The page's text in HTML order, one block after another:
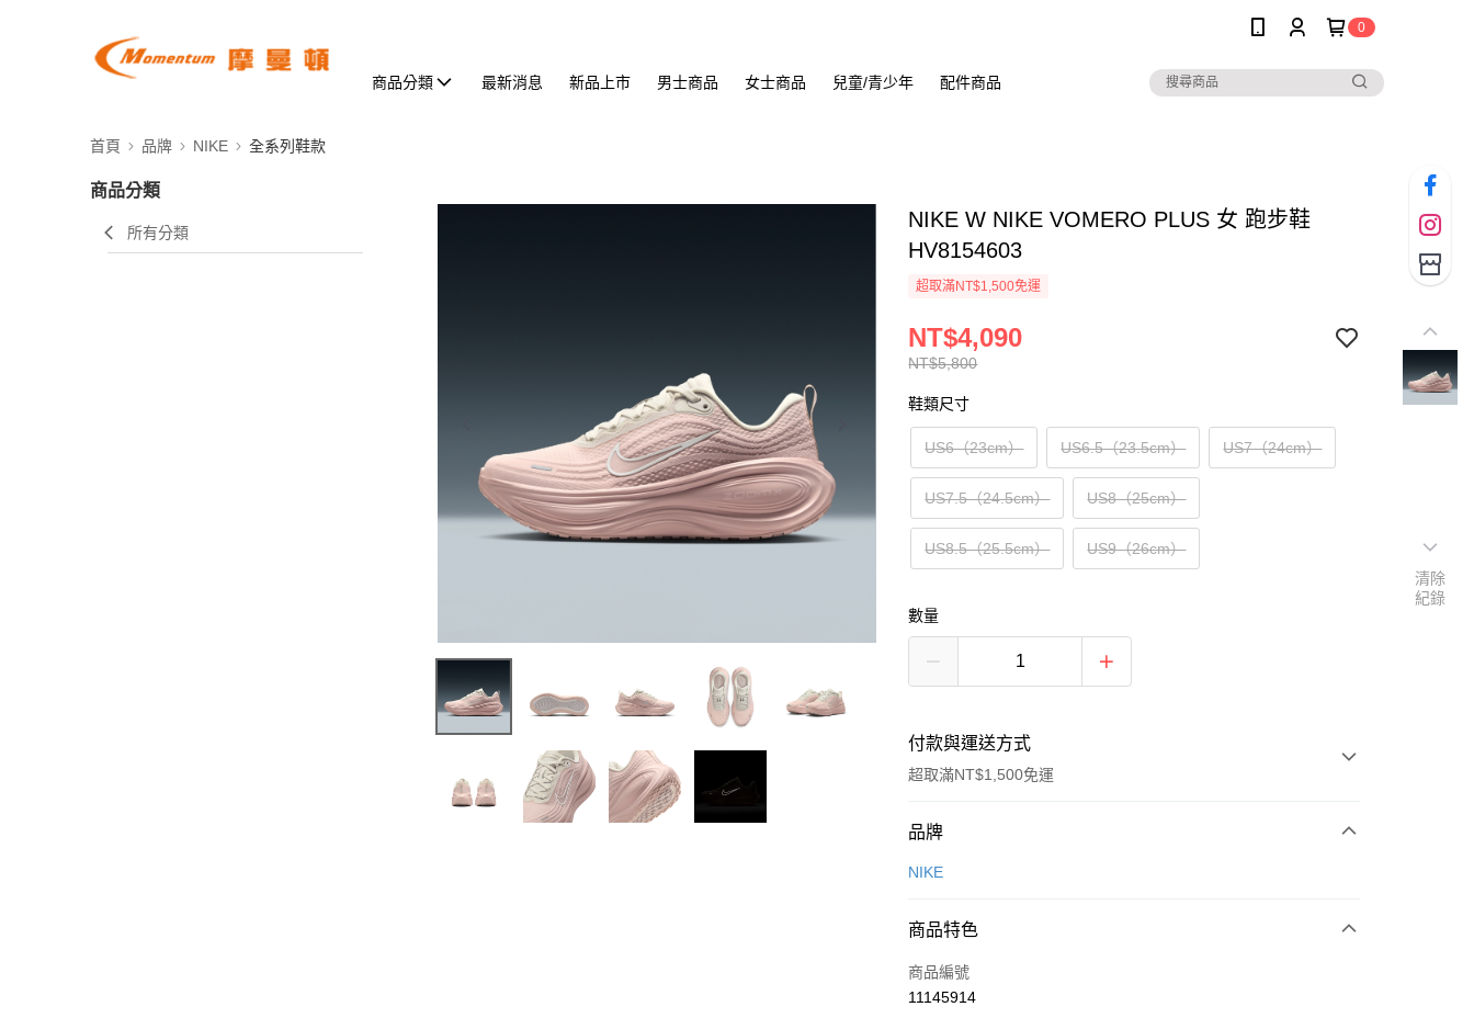
0
商品分類 最新消息 新品上市 男士商品 女士商品 兒童/青少年 配件商品
首頁 品牌 NIKE 全系列鞋款
商品分類
所有分類
NIKE W NIKE VOMERO PLUS 女 跑步鞋
HV8154603
超取滿NT$1,500免運
NT$5,800
NT$4,090
鞋類尺寸
US6（23cm） US6.5（23.5cm） US7（24cm）
US7.5（24.5cm） US8（25cm）
US8.5（25.5cm） US9（26cm）
數量
付款與運送方式
超取滿NT$1,500免運
付款方式
信用卡一次付款
合作金庫商業銀行
華南商業銀行
LINE Pay
品牌
NIKE
商品特色
商品編號
11145914
清除
紀錄